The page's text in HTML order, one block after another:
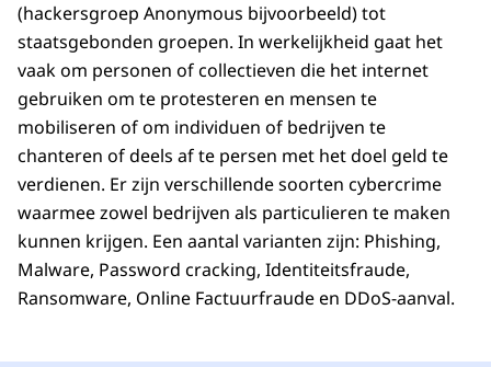
(hackersgroep Anonymous bijvoorbeeld) tot
staatsgebonden groepen. In werkelijkheid gaat het
vaak om personen of collectieven die het internet
gebruiken om te protesteren en mensen te
mobiliseren of om individuen of bedrijven te
chanteren of deels af te persen met het doel geld te
verdienen. Er zijn verschillende soorten cybercrime
waarmee zowel bedrijven als particulieren te maken
kunnen krijgen. Een aantal varianten zijn: Phishing,
Malware, Password cracking, Identiteitsfraude,
Ransomware, Online Factuurfraude en DDoS-aanval.